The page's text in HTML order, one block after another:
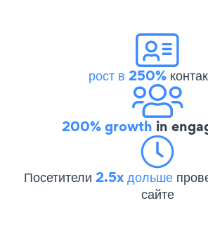
рост в 250%
200% growth in
Посетители 2.5x дольше
сайте